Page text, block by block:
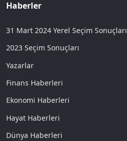
Haberler
31 Mart 2024 Yerel Seçim Sonuçları
2023 Seçim Sonuçları
Yazarlar
Finans Haberleri
Ekonomi Haberleri
Hayat Haberleri
Dünya Haberleri